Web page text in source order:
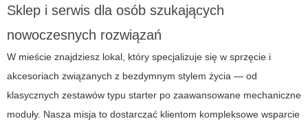
Sklep i serwis dla osób szukających
nowoczesnych rozwiązań
W mieście znajdziesz lokal, który specjalizuje się w sprzęcie i
akcesoriach związanych z bezdymnym stylem życia — od
klasycznych zestawów typu starter po zaawansowane mechaniczne
moduły. Nasza misja to dostarczać klientom kompleksowe wsparcie